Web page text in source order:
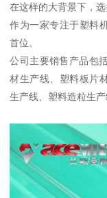
在这样的大背景下，
作为一家专注于塑料
首位。
公司主要销售产品包
材生产线、塑料板片
生产线、塑料造粒生